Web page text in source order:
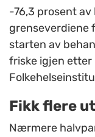
-76,3 prosent
grenseverdiene
starten av
friske igjen etter
Fikk flere
Nærmere